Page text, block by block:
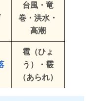
台風・竜
巻・洪水・
高潮
雹（ひょ
う）・霰
（あられ）